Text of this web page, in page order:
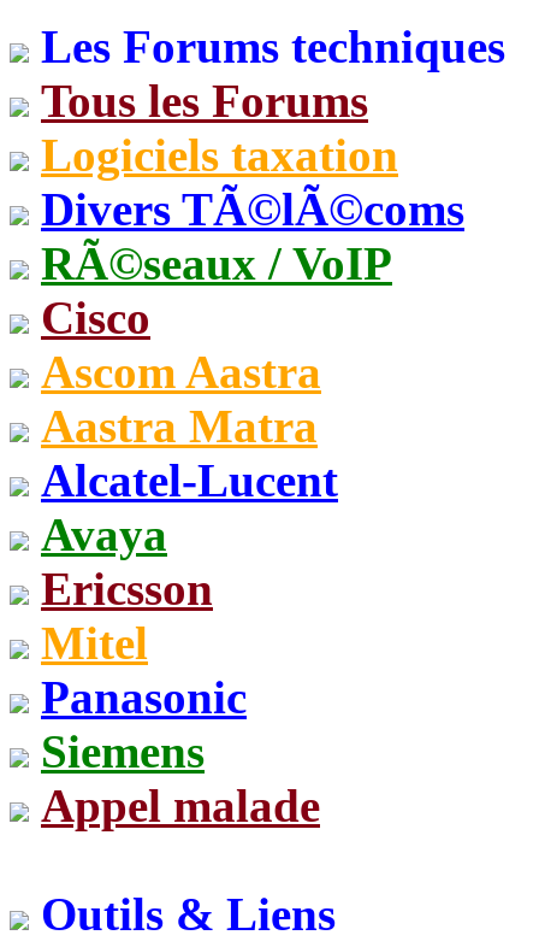
Les Forums techniques
Tous les Forums
Logiciels taxation
Divers TÃ©lÃ©coms
RÃ©seaux / VoIP
Cisco
Ascom Aastra
Aastra Matra
Alcatel-Lucent
Avaya
Ericsson
Mitel
Panasonic
Siemens
Appel malade
Outils & Liens